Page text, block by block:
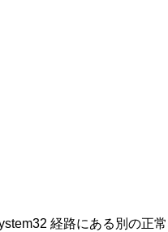
経路にある別の正